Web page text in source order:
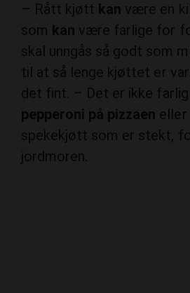
– Rått kjøtt kan være en
som kan være farlige for
skal unngås så godt som
til at så lenge kjøttet er
det fint. – Det er ikke farlig
pepperoni på pizzaen
spekekjøtt som er stekt,
jordmoren.